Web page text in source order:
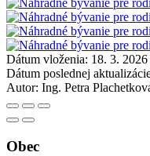
Dátum vloženia: 18. 3.
Dátum poslednej
Autor: Ing. Petra
Obec